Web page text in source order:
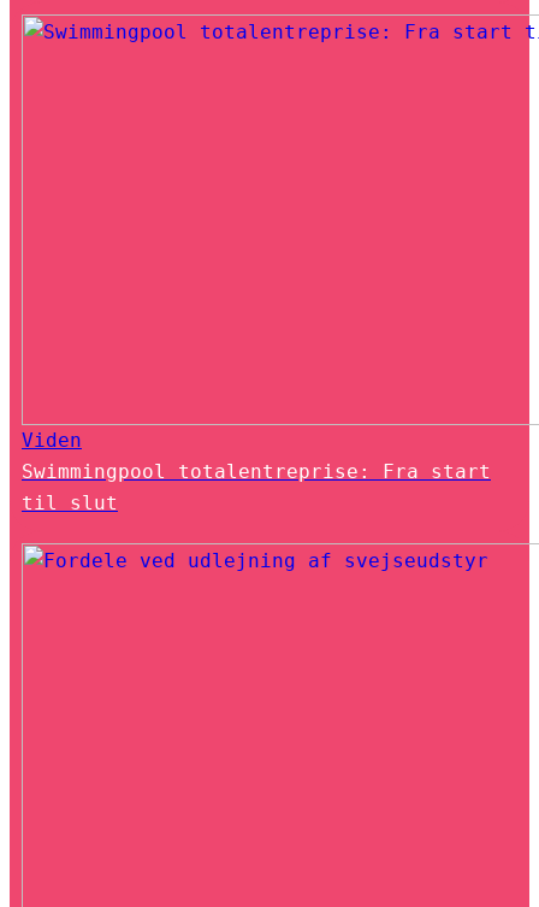
Viden
Swimmingpool totalentreprise: Fra start
til slut